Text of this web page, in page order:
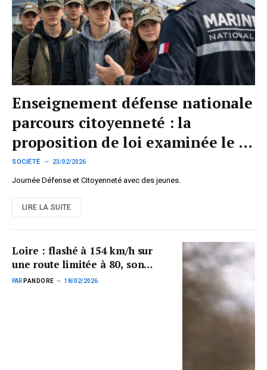
Enseignement défense nationale
parcours citoyenneté : la
proposition de loi examinée le 25
février 2026
SOCIÉTÉ 23/02/2026
Journée Défense et Citoyenneté avec des jeunes.
LIRE LA SUITE
Loire : flashé à 154 km/h sur
une route limitée à 80, son
permis retiré
PAR PANDORE 18/02/2026